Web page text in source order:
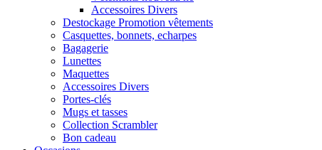
Accessoires Divers
Destockage Promotion vêtements
Casquettes, bonnets, echarpes
Bagagerie
Lunettes
Maquettes
Accessoires Divers
Portes-clés
Mugs et tasses
Collection Scrambler
Bon cadeau